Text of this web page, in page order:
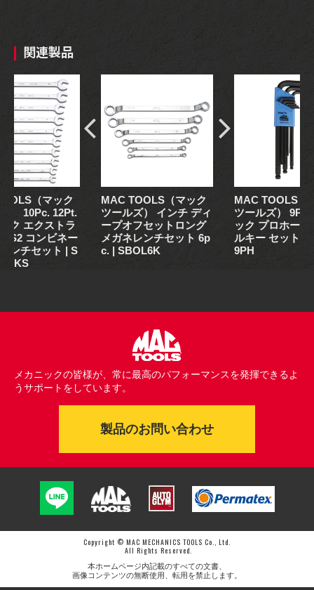
関連製品
（マック
） 10Pc. 12Pt.
ク エクストラ
コンビネー
ンチセット | S
MAC TOOLS（マック
ツールズ） インチ ディ
ープオフセットロング
メガネレンチセット 6p
c. | SBOL6K
MAC TOOLS（
ツールズ） 9Pc.
ック プロホール
ルキー セット |
9PH
メカニックの皆様が、常に最高のパフォーマンスを発揮できるよ
うサポートをしています。
製品のお問い合わせ
Copyright © MAC MECHANICS TOOLS Co., Ltd.
All Rights Reserved.
本ホームページ内記載のすべての文書、
画像コンテンツの無断使用、転用を禁止します。